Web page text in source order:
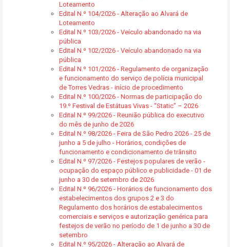
Loteamento
Edital N.º 104/2026 - Alteração ao Alvará de
Loteamento
Edital N.º 103/2026 - Veículo abandonado na via
pública
Edital N.º 102/2026 - Veículo abandonado na via
pública
Edital N.º 101/2026 - Regulamento de organização
e funcionamento do serviço de polícia municipal
de Torres Vedras - início de procedimento
Edital N.º 100/2026 - Normas de participação do
19.º Festival de Estátuas Vivas - “Static” – 2026
Edital N.º 99/2026 - Reunião pública do executivo
do mês de junho de 2026
Edital N.º 98/2026 - Feira de São Pedro 2026 - 25 de
junho a 5 de julho - Horários, condições de
funcionamento e condicionamento de trânsito
Edital N.º 97/2026 - Festejos populares de verão -
ocupação do espaço público e publicidade - 01 de
junho a 30 de setembro de 2026
Edital N.º 96/2026 - Horários de funcionamento dos
estabelecimentos dos grupos 2 e 3 do
Regulamento dos horários de estabalecimentos
comerciais e serviços e autorização genérica para
festejos de verão no período de 1 de junho a 30 de
setembro
Edital N.º 95/2026 - Alteração ao Alvará de